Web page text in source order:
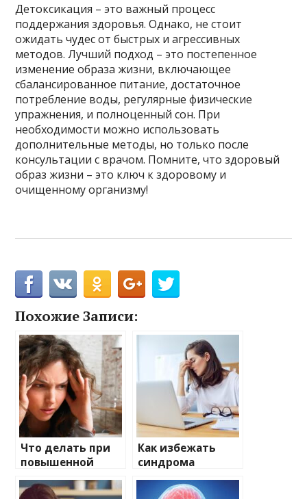
Детоксикация – это важный процесс
поддержания здоровья. Однако, не стоит
ожидать чудес от быстрых и агрессивных
методов. Лучший подход – это постепенное
изменение образа жизни, включающее
сбалансированное питание, достаточное
потребление воды, регулярные физические
упражнения, и полноценный сон. При
необходимости можно использовать
дополнительные методы, но только после
консультации с врачом. Помните, что здоровый
образ жизни – это ключ к здоровому и
очищенному организму!
Похожие Записи:
Что делать при
повышенной
тревожности?
Как избежать
синдрома
хронической
усталости?